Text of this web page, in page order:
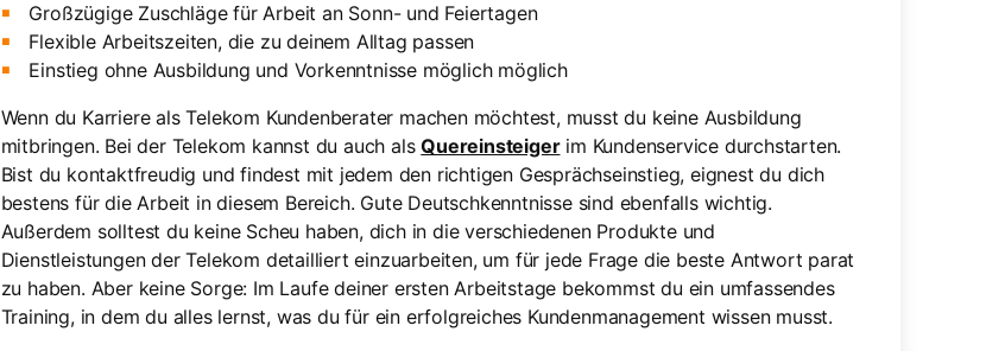
Großzügige Zuschläge für Arbeit an Sonn- und Feiertagen
Flexible Arbeitszeiten, die zu deinem Alltag passen
Einstieg ohne Ausbildung und Vorkenntnisse möglich möglich
Wenn du Karriere als Telekom Kundenberater machen möchtest, musst du keine Ausbildung
mitbringen. Bei der Telekom kannst du auch alsQuereinsteigerim Kundenservice durchstarten.
Bist du kontaktfreudig und findest mit jedem den richtigen Gesprächseinstieg, eignest du dich
bestens für die Arbeit in diesem Bereich. Gute Deutschkenntnisse sind ebenfalls wichtig.
Außerdem solltest du keine Scheu haben, dich in die verschiedenen Produkte und
Dienstleistungen der Telekom detailliert einzuarbeiten, um für jede Frage die beste Antwort parat
zu haben. Aber keine Sorge: Im Laufe deiner ersten Arbeitstage bekommst du ein umfassendes
Training, in dem du alles lernst, was du für ein erfolgreiches Kundenmanagement wissen musst.